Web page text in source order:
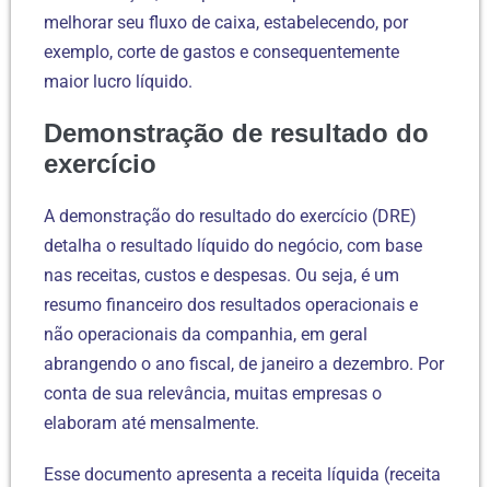
melhorar seu fluxo de caixa, estabelecendo, por
exemplo, corte de gastos e consequentemente
maior lucro líquido.
Demonstração de resultado do
exercício
A demonstração do resultado do exercício (DRE)
detalha o resultado líquido do negócio, com base
nas receitas, custos e despesas. Ou seja, é um
resumo financeiro dos resultados operacionais e
não operacionais da companhia, em geral
abrangendo o ano fiscal, de janeiro a dezembro. Por
conta de sua relevância, muitas empresas o
elaboram até mensalmente.
Esse documento apresenta a receita líquida (receita